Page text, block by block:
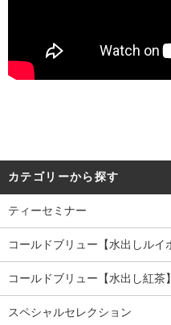
カテゴリーから探す
ティーセミナー
コールドブリュー【水出しルイ
コールドブリュー【水出し紅茶】
スペシャルセレクション